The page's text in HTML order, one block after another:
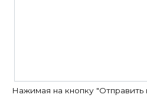
Нажимая на кнопку